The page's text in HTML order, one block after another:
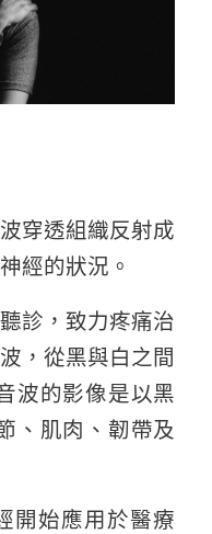
穿透組織反射成
經的狀況。
診，致力疼痛治
，從黑與白之間
波的影像是以黑
、肌肉、韌帶及
開始應用於醫療